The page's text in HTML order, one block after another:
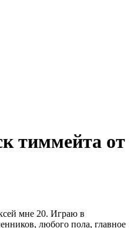
тиммейта от
мне 20. Играю в
любого пола, главное